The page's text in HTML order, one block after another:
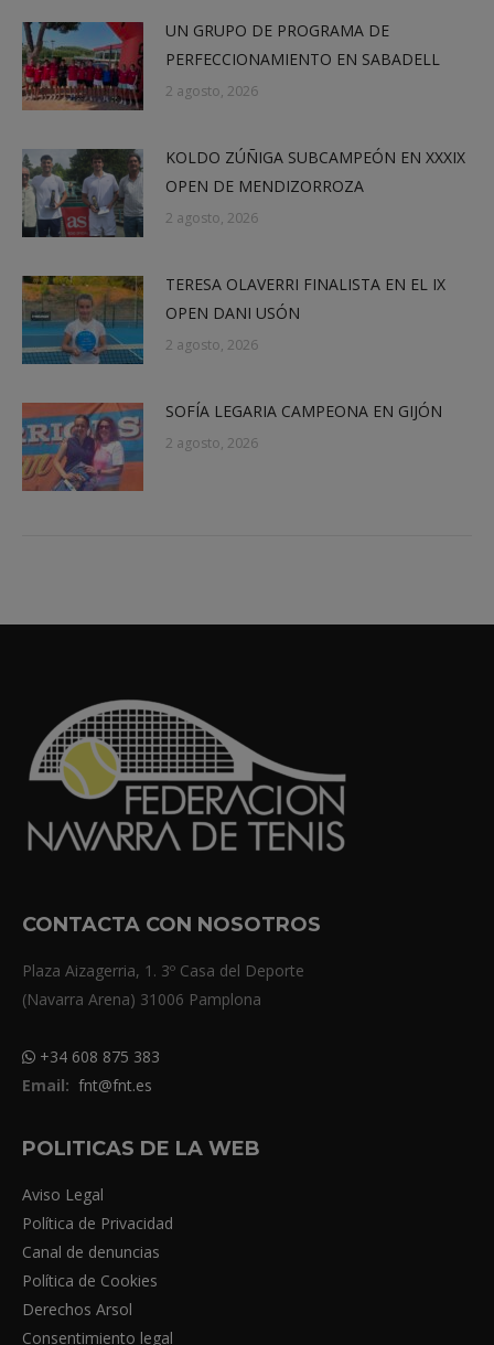
UN GRUPO DE PROGRAMA DE
PERFECCIONAMIENTO EN SABADELL
2 agosto, 2026
KOLDO ZÚÑIGA SUBCAMPEÓN EN XXXIX
OPEN DE MENDIZORROZA
2 agosto, 2026
TERESA OLAVERRI FINALISTA EN EL IX
OPEN DANI USÓN
2 agosto, 2026
SOFÍA LEGARIA CAMPEONA EN GIJÓN
2 agosto, 2026
CONTACTA CON NOSOTROS
Plaza Aizagerria, 1. 3º Casa del Deporte
(Navarra Arena) 31006 Pamplona
+34 608 875 383
Email: fnt@fnt.es
POLITICAS DE LA WEB
Aviso Legal
Política de Privacidad
Canal de denuncias
Política de Cookies
Derechos Arsol
Consentimiento legal